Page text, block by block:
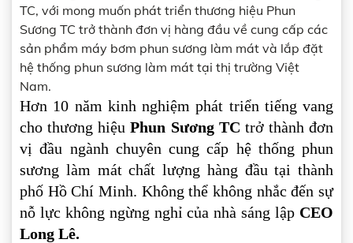
TC, với mong muốn phát triển thương hiệu Phun
Sương TC trở thành đơn vị hàng đầu về cung cấp các
sản phẩm máy bơm phun sương làm mát và lắp đặt
hệ thống phun sương làm mát tại thị trường Việt
Nam.
Hơn 10 năm kinh nghiệm phát triển tiếng vang
cho thương hiệuPhun Sương TC trở thành đơn
vị đầu ngành chuyên cung cấp hệ thống phun
sương làm mát chất lượng hàng đầu tại thành
phố Hồ Chí Minh. Không thể không nhắc đến sự
nỗ lực không ngừng nghỉ của nhà sáng lập CEO
Long Lê.